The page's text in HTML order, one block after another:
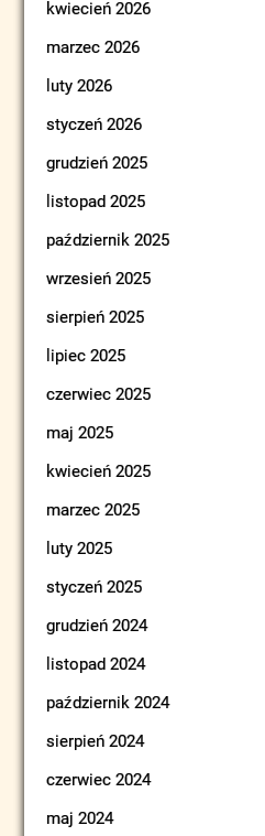
kwiecień 2026
marzec 2026
luty 2026
styczeń 2026
grudzień 2025
listopad 2025
październik 2025
wrzesień 2025
sierpień 2025
lipiec 2025
czerwiec 2025
maj 2025
kwiecień 2025
marzec 2025
luty 2025
styczeń 2025
grudzień 2024
listopad 2024
październik 2024
sierpień 2024
czerwiec 2024
maj 2024